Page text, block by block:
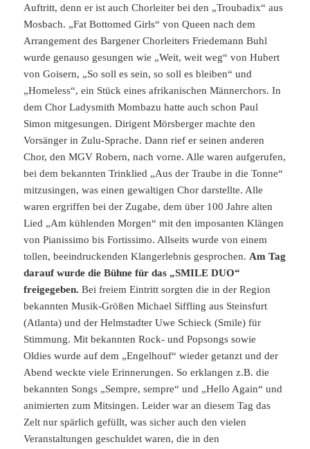
Auftritt, denn er ist auch Chorleiter bei den „Troubadix“ aus
Mosbach. „Fat Bottomed Girls“ von Queen nach dem
Arrangement des Bargener Chorleiters Friedemann Buhl
wurde genauso gesungen wie „Weit, weit weg“ von Hubert
von Goisern, „So soll es sein, so soll es bleiben“ und
„Homeless“, ein Stück eines afrikanischen Männerchors. In
dem Chor Ladysmith Mombazu hatte auch schon Paul
Simon mitgesungen. Dirigent Mörsberger machte den
Vorsänger in Zulu-Sprache. Dann rief er seinen anderen
Chor, den MGV Robern, nach vorne. Alle waren aufgerufen,
bei dem bekannten Trinklied „Aus der Traube in die Tonne“
mitzusingen, was einen gewaltigen Chor darstellte. Alle
waren ergriffen bei der Zugabe, dem über 100 Jahre alten
Lied „Am kühlenden Morgen“ mit den imposanten Klängen
von Pianissimo bis Fortissimo. Allseits wurde von einem
tollen, beeindruckenden Klangerlebnis gesprochen.Am Tag
darauf wurde die Bühne für das „SMILE DUO“
freigegeben. Bei freiem Eintritt sorgten die in der Region
bekannten Musik-Größen Michael Siffling aus Steinsfurt
(Atlanta) und der Helmstadter Uwe Schieck (Smile) für
Stimmung. Mit bekannten Rock- und Popsongs sowie
Oldies wurde auf dem „Engelhouf“ wieder getanzt und der
Abend weckte viele Erinnerungen. So erklangen z.B. die
bekannten Songs „Sempre, sempre“ und „Hello Again“ und
animierten zum Mitsingen. Leider war an diesem Tag das
Zelt nur spärlich gefüllt, was sicher auch den vielen
Veranstaltungen geschuldet waren, die in den